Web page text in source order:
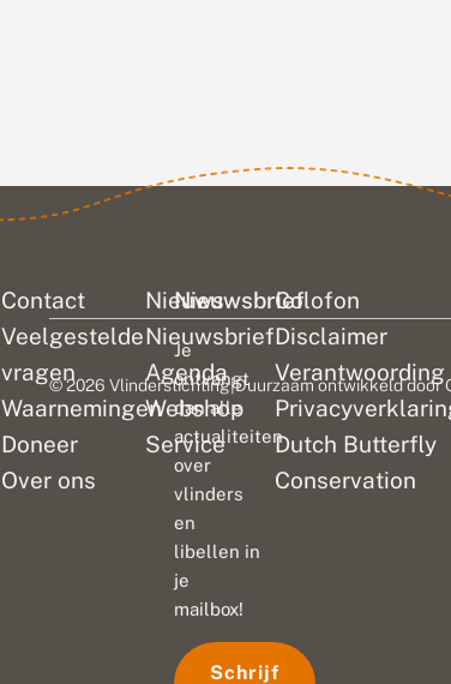
Contact
Veelgestelde
vragen
Waarnemingen
Doneer
Over ons
Nieuws
Nieuwsbrief
Agenda
Webshop
Service
Colofon
Disclaimer
Verantwoording
Dutch Butterfly
Conservation
Nieuwsbrief
Je
ontvangt
dan alle
actualiteiten
over
vlinders
en
libellen in
je
mailbox!
Schrijf
© 2026 Vlinderstichting|Duurzaam ontwikkeld door